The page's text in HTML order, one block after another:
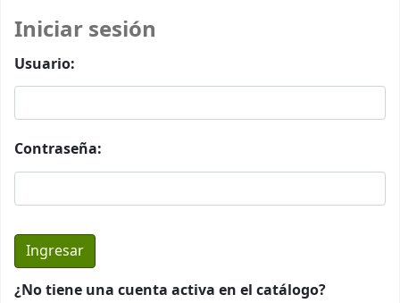
Iniciar sesión
Usuario:
Contraseña:
¿No tiene una cuenta activa en el catálogo?